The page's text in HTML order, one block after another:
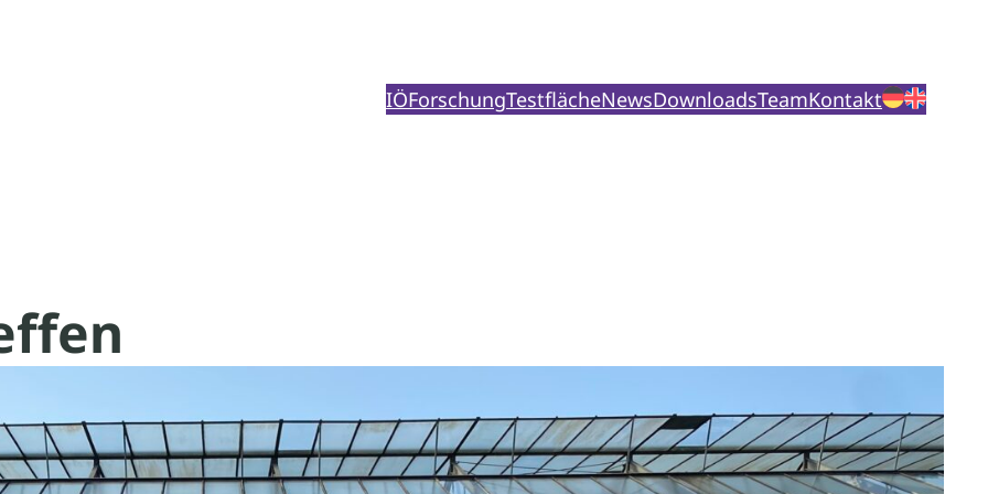
IÖForschungTestflächeNewsDownloadsTeamKontakt